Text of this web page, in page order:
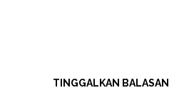
TINGGALKAN BALASAN